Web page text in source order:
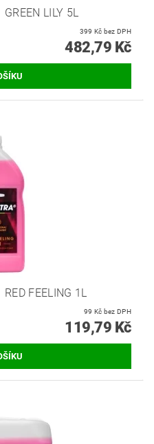
LILY 5L
399 Kč bez DPH
482,79 Kč
FEELING 1L
99 Kč bez DPH
119,79 Kč